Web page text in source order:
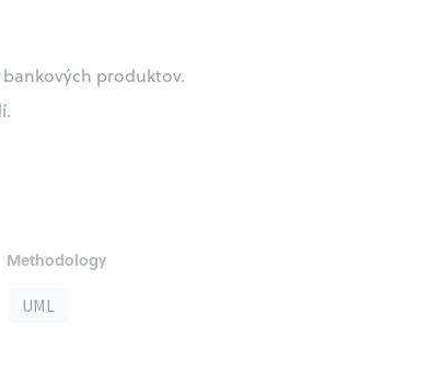
produktov.
Methodology
UML